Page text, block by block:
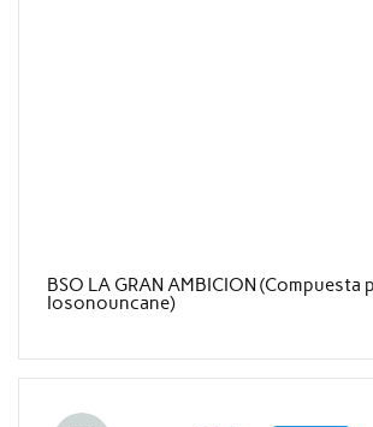
BSO LA GRAN AMBICION (Compuesta
Iosonouncane)